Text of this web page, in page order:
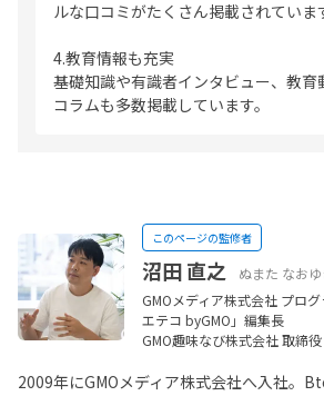
ルな口コミがたくさん掲載されていま
4.教育情報も充実
基礎知識や有識者インタビュー、教育
コラムも多数掲載しています。
このページの監修者
沼田 直之
ぬまた なおゆ
GMOメディア株式会社 プロ
エテコ byGMO」編集長
GMO趣味なび株式会社 取締役
2009年にGMOメディア株式会社へ入社。